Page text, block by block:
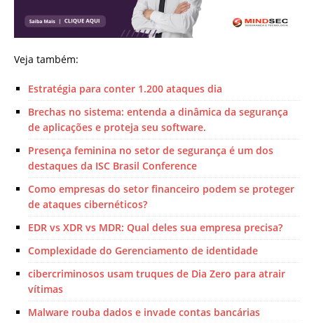
Veja também:
Estratégia para conter 1.200 ataques dia
Brechas no sistema: entenda a dinâmica da segurança
de aplicações e proteja seu software.
Presença feminina no setor de segurança é um dos
destaques da ISC Brasil Conference
Como empresas do setor financeiro podem se proteger
de ataques cibernéticos?
EDR vs XDR vs MDR: Qual deles sua empresa precisa?
Complexidade do Gerenciamento de identidade
cibercriminosos usam truques de Dia Zero para atrair
vítimas
Malware rouba dados e invade contas bancárias